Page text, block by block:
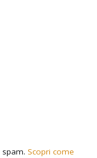
Scopri come